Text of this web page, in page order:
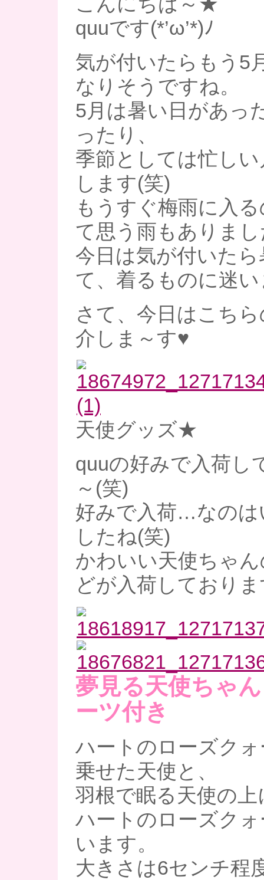
quuです(*’ω’*)ﾉ
気が付いたらもう5
なりそうですね。
5月は暑い日があっ
ったり、
季節としては忙し
します(笑)
もうすぐ梅雨に入
て思う雨もありま
今日は気が付いた
て、着るものに迷
さて、今日はこち
介しま～す♥
天使グッズ★
quuの好みで入荷し
～(笑)
好みで入荷…なのは
したね(笑)
かわいい天使ちゃ
どが入荷しており
夢見る天使ちゃ
ーツ付き
ハートのローズク
乗せた天使と、
羽根で眠る天使の
ハートのローズク
います。
大きさは6センチ程